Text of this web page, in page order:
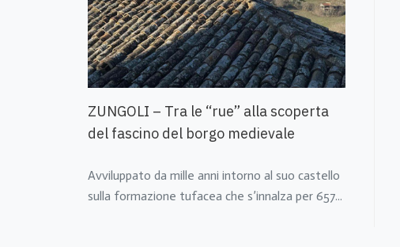
ZUNGOLI – Tra le “rue” alla scoperta
del fascino del borgo medievale
Avviluppato da mille anni intorno al suo castello
sulla formazione tufacea che s’innalza per 657...